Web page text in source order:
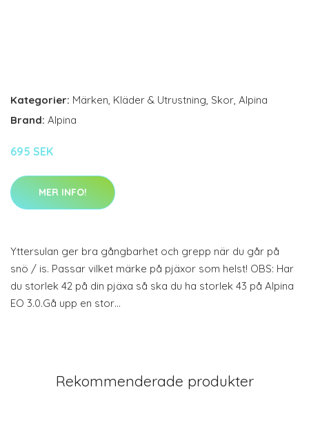
Kategorier: Märken, Kläder & Utrustning, Skor, Alpina
Brand: Alpina
695 SEK
MER INFO!
Yttersulan ger bra gångbarhet och grepp när du går på
snö / is. Passar vilket märke på pjäxor som helst! OBS: Har
du storlek 42 på din pjäxa så ska du ha storlek 43 på Alpina
EO 3.0.Gå upp en stor…
Rekommenderade produkter